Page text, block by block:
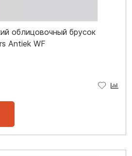
облицовочный брусок
Antiek WF